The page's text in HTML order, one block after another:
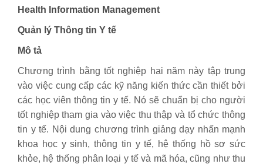
Health Information Management
Quản lý Thông tin Y tế
Mô tả
Chương trình bằng tốt nghiệp hai năm này tập trung
vào việc cung cấp các kỹ năng kiến thức cần thiết bởi
các học viên thông tin y tế. Nó sẽ chuẩn bị cho người
tốt nghiệp tham gia vào việc thu thập và tổ chức thông
tin y tế. Nội dung chương trình giảng dạy nhấn mạnh
khoa học y sinh, thông tin y tế, hệ thống hồ sơ sức
khỏe, hệ thống phân loại y tế và mã hóa, cũng như thu